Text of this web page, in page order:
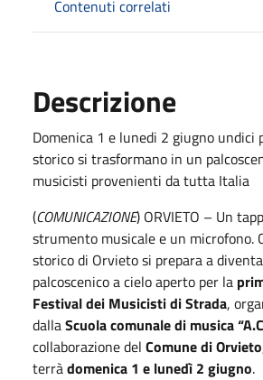
Contenuti correlati
Descrizione
Domenica 1 e lunedi 2 giugno undici
storico si trasformano in un
musicisti provenienti da tutta Italia
(COMUNICAZIONE) ORVIETO – Un
strumento musicale e un microfono.
storico di Orvieto si prepara a
palcoscenico a cielo aperto per la
Festival dei Musicisti di Strada,
dallaScuola comunale di musica
collaborazione del Comune di Orvieto
terràdomenica 1 e lunedì 2 giugno.